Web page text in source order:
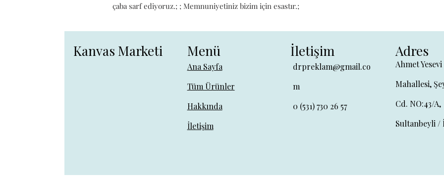
çaba sarf ediyoruz.; ; Memnuniyetiniz bizim için esastır.;
Kanvas Marketi Menü
Ana Sayfa
Tüm Ürünler
Hakkında
İletişim
İletişim
drpreklam@gmail.co
m
0 (531) 730 26 57
Adres
Ahmet Yesevi
Mahallesi,
Cd. NO:43/A,
Sultanbeyli /